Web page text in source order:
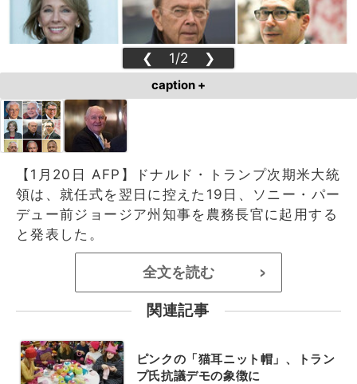
❮ 1/2 ❯
caption +
【1月20日 AFP】ドナルド・トランプ次期米大統
領は、就任式を翌日に控えた19日、ソニー・パー
デュー前ジョージア州知事を農務長官に起用する
と発表した。
全文を読む >
関連記事
ピンクの「猫耳ニット帽」、トラン
プ氏抗議デモの象徴に